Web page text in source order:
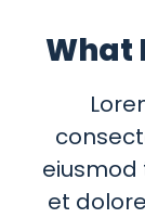
What
et